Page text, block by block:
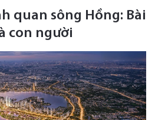
quan sông Hồng: Bài
con người